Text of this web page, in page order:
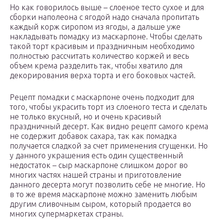
Но как говорилось выше – слоеное тесто сухое и для
сборки наполеона с ягодой надо сначала пропитать
каждый корж сиропом из ягоды, а дальше уже
накладывать помадку из маскарпоне. Чтобы сделать
такой торт красивым и праздничным необходимо
полностью рассчитать количество коржей и весь
объем крема разделить так, чтобы хватило для
декорирования верха торта и его боковых частей.
Рецепт помадки с маскарпоне очень подходит для
того, чтобы украсить торт из слоеного теста и сделать
не только вкусный, но и очень красивый
праздничный десерт. Как видно рецепт самого крема
не содержит добавок сахара, так как помадка
получается сладкой за счет применения сгущенки. Но
у данного украшения есть один существенный
недостаток – сыр маскарпоне слишком дорог во
многих частях нашей страны и приготовление
данного десерта могут позволить себе не многие. Но
в то же время маскарпоне можно заменить любым
другим сливочным сыром, который продается во
многих супермаркетах страны.